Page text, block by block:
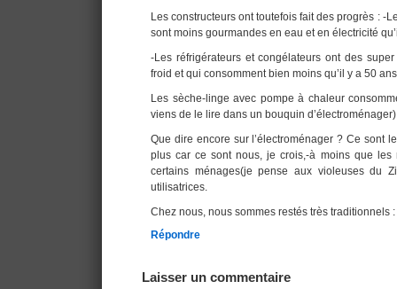
Les constructeurs ont toutefois fait des progrès : -
sont moins gourmandes en eau et en électricité
-Les réfrigérateurs et congélateurs ont des
froid et qui consomment bien moins qu’il y a 50
Les sèche-linge avec pompe à chaleur
viens de le lire dans un bouquin
Que dire encore sur l’électroménager ? Ce sont
plus car ce sont nous, je crois,-à moins que les
certains ménages(je pense aux violeuses du
utilisatrices.
Chez nous, nous sommes restés très traditionnels
Répondre
Laisser un commentaire